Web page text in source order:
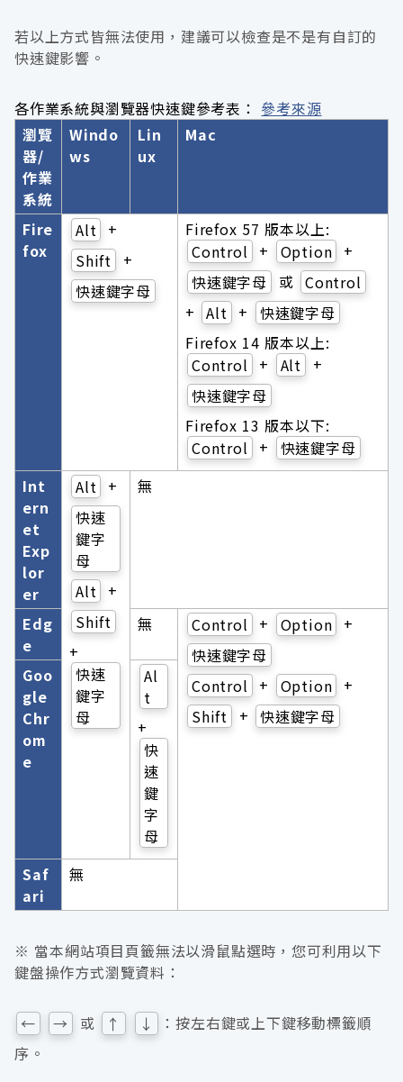
若以上方式皆無法使用，建議可以檢查是不是有自訂的
快速鍵影響。
各作業系統與瀏覽器快速鍵參考表： 參考來源
瀏覽
器/
作業
系統
Windo
ws
Lin
ux
Mac
Fire
fox
Alt +
Shift
+
快速鍵字母
Firefox 57 版本以上:
Control
+ Option +
快速鍵字母
或 Control
+
Alt +
快速鍵字母
Firefox 14 版本以上:
Control
+ Alt
+
快速鍵字母
Firefox 13 版本以下:
Control
+
快速鍵字母
Int
ern
et
Exp
lor
er
Alt +
快速
鍵字
母
Alt +
Shift
+
快速
鍵字
母
無
Edg
e
無 Control + Option +
快速鍵字母
Control
+ Option +
Shift
+ 快速鍵字母
Goo
gle
Chr
om
e
Al
t
+
快
速
鍵
字
母
Saf
ari
無
※ 當本網站項目頁籤無法以滑鼠點選時，您可利用以下
鍵盤操作方式瀏覽資料：
← → 或 ↑ ↓
：按左右鍵或上下鍵移動標籤順
序。